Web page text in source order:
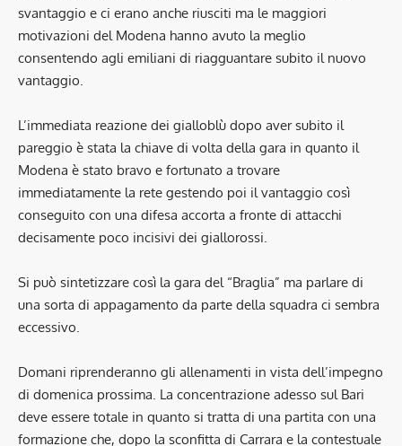
svantaggio e ci erano anche riusciti ma le maggiori
motivazioni del Modena hanno avuto la meglio
consentendo agli emiliani di riagguantare subito il nuovo
vantaggio.
L’immediata reazione dei gialloblù dopo aver subito il
pareggio è stata la chiave di volta della gara in quanto il
Modena è stato bravo e fortunato a trovare
immediatamente la rete gestendo poi il vantaggio così
conseguito con una difesa accorta a fronte di attacchi
decisamente poco incisivi dei giallorossi.
Si può sintetizzare così la gara del “Braglia” ma parlare di
una sorta di appagamento da parte della squadra ci sembra
eccessivo.
Domani riprenderanno gli allenamenti in vista dell’impegno
di domenica prossima. La concentrazione adesso sul Bari
deve essere totale in quanto si tratta di una partita con una
formazione che, dopo la sconfitta di Carrara e la contestuale